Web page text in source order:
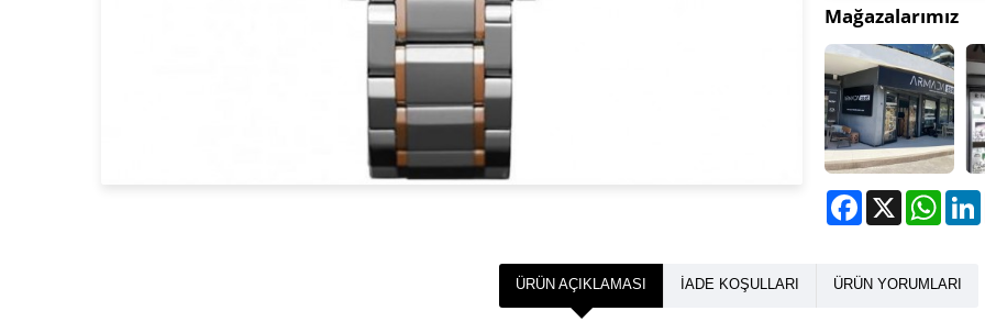
Mağazalarımız
Facebook
X
ÜRÜN AÇIKLAMASI İADE KOŞULLARI ÜRÜN YORUMLARI